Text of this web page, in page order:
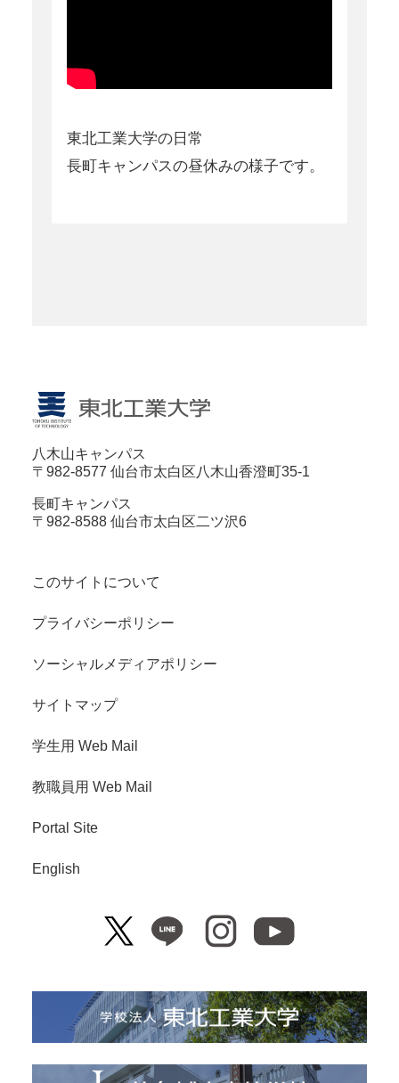
東北工業大学の日常
長町キャンパスの昼休みの様子です。
八木山キャンパス
〒982-8577 仙台市太白区八木山香澄町35-1
長町キャンパス
〒982-8588 仙台市太白区二ツ沢6
このサイトについて
プライバシーポリシー
ソーシャルメディアポリシー
サイトマップ
学生用 Web Mail
教職員用 Web Mail
Portal Site
English